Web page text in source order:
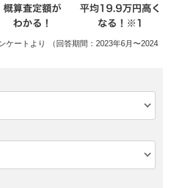
ケートより （回答期間：2023年6月〜2024